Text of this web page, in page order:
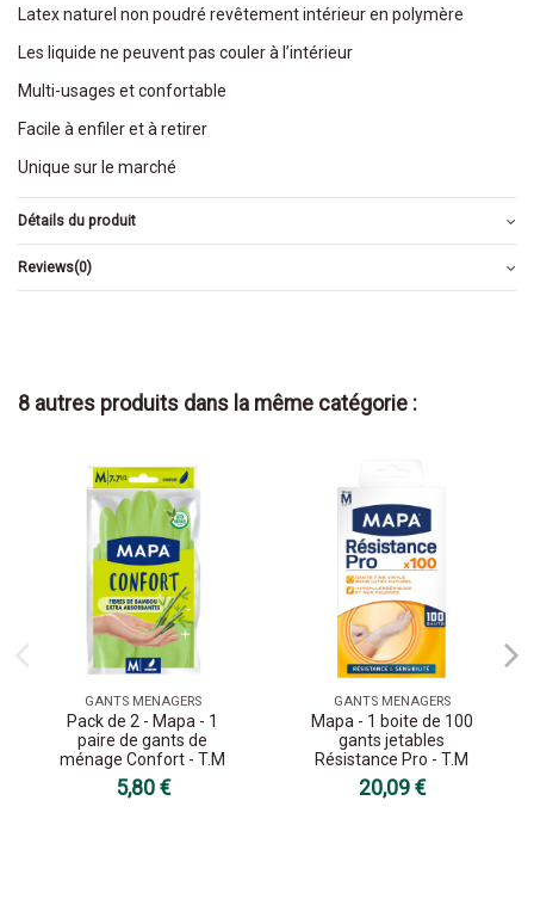
Latex naturel non poudré revêtement intérieur en polymère
Les liquide ne peuvent pas couler à l’intérieur
Multi-usages et confortable
Facile à enfiler et à retirer
Unique sur le marché
Détails du produit
Reviews(0)
8 autres produits dans la même catégorie :
GANTS MENAGERS
Pack de 2 - Mapa - 1
paire de gants de
ménage Confort - T.M
5,80 €
GANTS MENAGERS
Mapa - 1 boite de 100
gants jetables
Résistance Pro - T.M
20,09 €